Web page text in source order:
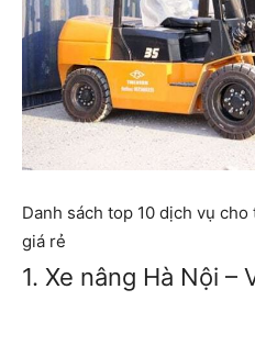
Danh sách top 10 dịch vụ
giá rẻ
1. Xe nâng Hà Nội –